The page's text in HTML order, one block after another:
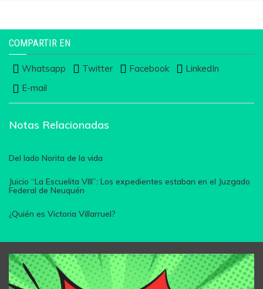
COMPARTIR EN
Whatsapp Twitter Facebook
LinkedIn
E-mail
Notas Relacionadas
Del lado Norita de la vida
Juicio “La Escuelita VIII”: Los expedientes estaban en el Juzgado
Federal de Neuquén
¿Quién es Victoria Villarruel?